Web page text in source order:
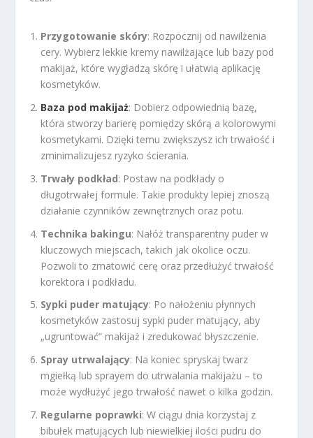
Przygotowanie skóry: Rozpocznij od nawilżenia
cery. Wybierz lekkie kremy nawilżające lub bazy pod
makijaż, które wygładzą skórę i ułatwią aplikację
kosmetyków.
Baza pod makijaż: Dobierz odpowiednią bazę,
która stworzy barierę pomiędzy skórą a kolorowymi
kosmetykami. Dzięki temu zwiększysz ich trwałość i
zminimalizujesz ryzyko ścierania.
Trwały podkład: Postaw na podkłady o
długotrwałej formule. Takie produkty lepiej znoszą
działanie czynników zewnętrznych oraz potu.
Technika bakingu: Nałóż transparentny puder w
kluczowych miejscach, takich jak okolice oczu.
Pozwoli to zmatowić cerę oraz przedłużyć trwałość
korektora i podkładu.
Sypki puder matujący: Po nałożeniu płynnych
kosmetyków zastosuj sypki puder matujący, aby
„ugruntować” makijaż i zredukować błyszczenie.
Spray utrwalający: Na koniec spryskaj twarz
mgiełką lub sprayem do utrwalania makijażu – to
może wydłużyć jego trwałość nawet o kilka godzin.
Regularne poprawki: W ciągu dnia korzystaj z
bibułek matujących lub niewielkiej ilości pudru do